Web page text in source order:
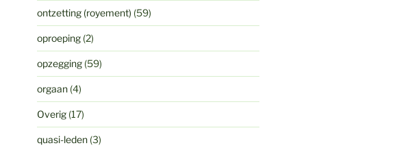
ontzetting (royement) (59)
oproeping(2)
opzegging(59)
orgaan(4)
Overig(17)
quasi-leden(3)